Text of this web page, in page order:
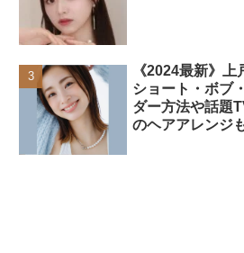
《2024最新》
ショート・ボブ
ダー方法や話題
のヘアアレンジ